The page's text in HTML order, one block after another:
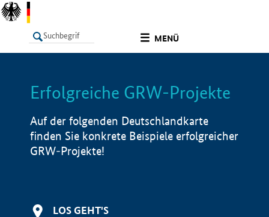
MENÜ
LISTE Info
Erfolgreiche GRW-Projekte
Auf der folgenden Deutschlandkarte
finden Sie konkrete Beispiele erfolgreicher
GRW-Projekte!
LOS GEHT'S